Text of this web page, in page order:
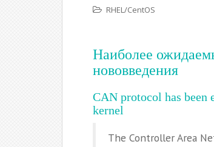
RHEL/CentOS
Наиболее
нововведения
CAN protocol has been
kernel
The Controller Area